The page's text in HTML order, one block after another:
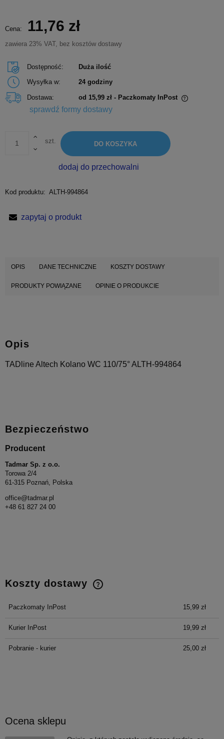
Cena: 11,76 zł
zawiera 23% VAT, bez kosztów dostawy
Dostępność:
Duża ilość
Wysyłka w:
24 godziny
Dostawa: od 15,99 zł - Paczkomaty InPost
Cena nie zawiera ewentualnych kosztów płatności
sprawdź formy dostawy
szt. DO KOSZYKA
dodaj do przechowalni
Kod produktu: ALTH-994864
zapytaj o produkt
OPIS DANE TECHNICZNE KOSZTY DOSTAWY
PRODUKTY POWIĄZANE OPINIE O PRODUKCIE
Opis
TADline Altech Kolano WC 110/75° ALTH-994864
Bezpieczeństwo
Producent
Tadmar Sp. z o.o.
Torowa 2/4
61-315 Poznań, Polska
office@tadmar.pl
+48 61 827 24 00
Koszty dostawy
Cena nie zawiera ewentualnych kosztów płatności
Paczkomaty InPost 15,99 zł
Kurier InPost 19,99 zł
Pobranie - kurier 25,00 zł
Ocena sklepu